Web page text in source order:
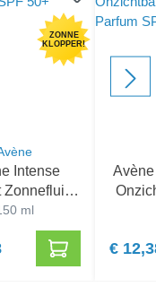
ZONNE
KLOPPER!
Intense
Zonnefluid
50+
ml
€